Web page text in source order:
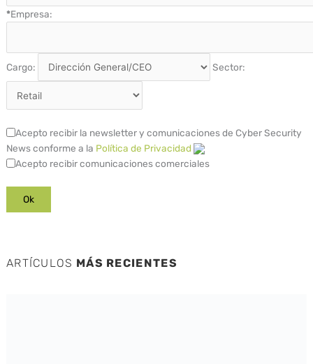
*Empresa:
Cargo: Sector:
Acepto recibir la newsletter y comunicaciones de Cyber Security
News conforme a la Política de Privacidad
Acepto recibir comunicaciones comerciales
ARTÍCULOS MÁS RECIENTES